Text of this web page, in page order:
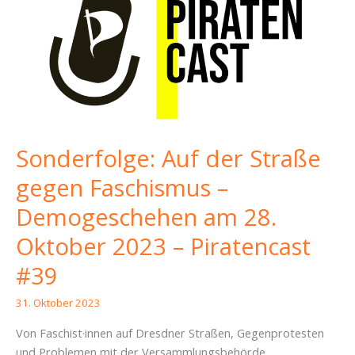
Sonderfolge: Auf der Straße
gegen Faschismus –
Demogeschehen am 28.
Oktober 2023 – Piratencast
#39
31. Oktober 2023
Von Faschist·innen auf Dresdner Straßen, Gegenprotesten
und Problemen mit der Versammlungsbehörde.